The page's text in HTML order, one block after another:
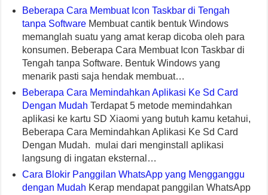
Beberapa Cara Membuat Icon Taskbar di Tengah
tanpa Software Membuat cantik bentuk Windows
memanglah suatu yang amat kerap dicoba oleh para
konsumen. Beberapa Cara Membuat Icon Taskbar di
Tengah tanpa Software. Bentuk Windows yang
menarik pasti saja hendak membuat…
Beberapa Cara Memindahkan Aplikasi Ke Sd Card
Dengan Mudah Terdapat 5 metode memindahkan
aplikasi ke kartu SD Xiaomi yang butuh kamu ketahui,
Beberapa Cara Memindahkan Aplikasi Ke Sd Card
Dengan Mudah. mulai dari menginstall aplikasi
langsung di ingatan eksternal…
Cara Blokir Panggilan WhatsApp yang Mengganggu
dengan Mudah Kerap mendapat panggilan WhatsApp